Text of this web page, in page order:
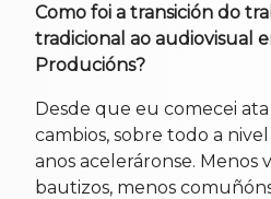
Como foi a transición do
tradicional ao audiovisual
Producións?
Desde que eu comecei
cambios, sobre todo a
anos aceleráronse. Menos
bautizos, menos